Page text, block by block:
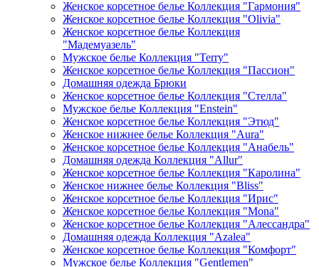
Женское корсетное белье Коллекция "Гармония"
Женское корсетное белье Коллекция "Olivia"
Женское корсетное белье Коллекция
"Мадемуазель"
Мужское белье Коллекция "Terry"
Женское корсетное белье Коллекция "Пассион"
Домашняя одежда Брюки
Женское корсетное белье Коллекция "Стелла"
Мужское белье Коллекция "Enstein"
Женское корсетное белье Коллекция "Этюд"
Женское нижнее белье Коллекция "Aura"
Женское корсетное белье Коллекция "Анабель"
Домашняя одежда Коллекция "Allur"
Женское корсетное белье Коллекция "Каролина"
Женское нижнее белье Коллекция "Bliss"
Женское корсетное белье Коллекция "Ирис"
Женское корсетное белье Коллекция "Mona"
Женское корсетное белье Коллекция "Алессандра"
Домашняя одежда Коллекция "Azalea"
Женское корсетное белье Коллекция "Комфорт"
Мужское белье Коллекция "Gentlemen"